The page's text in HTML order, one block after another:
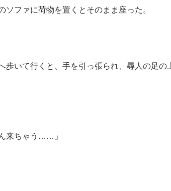
ファに荷物を置くとそのまま座った。
いて行くと、手を引っ張られ、尋人の足の
来ちゃう……」